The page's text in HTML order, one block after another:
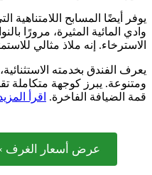
يوفر أيضًا المسابح اللامتناهية
وادي المائية المثيرة، مرورًا
الاسترخاء. إنه ملاذ مثالي
يعرف الفندق بخدمته
ومتنوعة. يبرز كوجهة متكاملة
قمة الضيافة الفاخرة. اقرأ
عرض أسعار الغرف